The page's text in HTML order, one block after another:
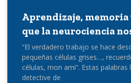
Aprendizaje, memoria
que la neurociencia
“El verdadero trabajo se hace
pequeñas células grises…,
células, mon ami”. Estas palabras
detective de